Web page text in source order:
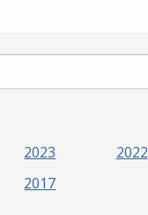
2023 2022
2017